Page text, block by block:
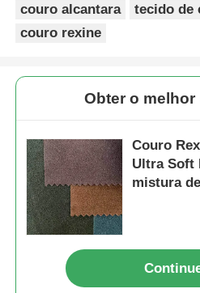
couro alcantara
tecido de
couro rexine
Obter o melhor
Couro
Ultra Soft
mistura